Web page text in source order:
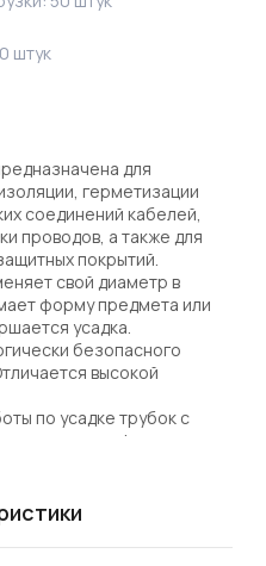
штук
для
герметизации
соединений кабелей,
проводов, а также для
покрытий.
свой диаметр в
форму предмета или
усадка.
безопасного
высокой
по усадке трубок с
фенов и
– 7 лет. Гарантийный
разрыве: не менее 200%.
менее 10,4 МПа.